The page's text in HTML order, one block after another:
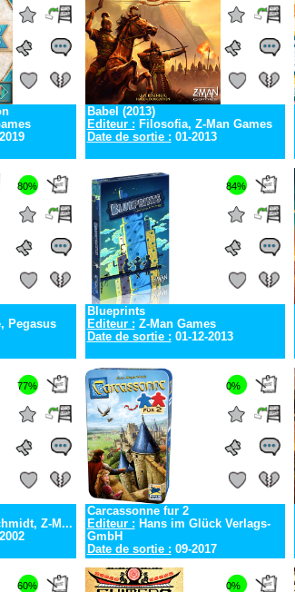
Babel (2013)
Editeur : Filosofia, Z-Man Games
Date de sortie : 01-2013
80%
Pegasus
84%
Blueprints
Editeur : Z-Man Games
Date de sortie : 01-12-2013
77%
Z-M...
0%
Carcassonne fur 2
Editeur : Hans im Glück Verlags-
GmbH
Date de sortie : 09-2017
60% 0%